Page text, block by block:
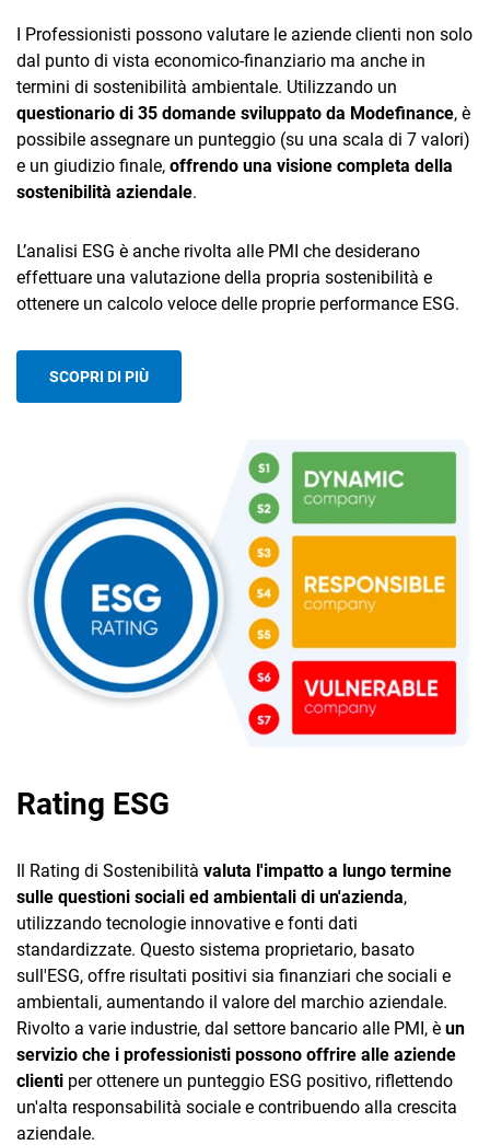
I Professionisti possono valutare le aziende clienti non solo
dal punto di vista economico-finanziario ma anche in
termini di sostenibilità ambientale. Utilizzando un
questionario di 35 domande sviluppato da Modefinance, è
possibile assegnare un punteggio (su una scala di 7 valori)
e un giudizio finale, offrendo una visione completa della
sostenibilità aziendale.
L’analisi ESG è anche rivolta alle PMI che desiderano
effettuare una valutazione della propria sostenibilità e
ottenere un calcolo veloce delle proprie performance ESG.
SCOPRI DI PIÙ
Rating ESG
Il Rating di Sostenibilità valuta l'impatto a lungo termine
sulle questioni sociali ed ambientali di un'azienda,
utilizzando tecnologie innovative e fonti dati
standardizzate. Questo sistema proprietario, basato
sull'ESG, offre risultati positivi sia finanziari che sociali e
ambientali, aumentando il valore del marchio aziendale.
Rivolto a varie industrie, dal settore bancario alle PMI, è un
servizio che i professionisti possono offrire alle aziende
clienti per ottenere un punteggio ESG positivo, riflettendo
un'alta responsabilità sociale e contribuendo alla crescita
aziendale.